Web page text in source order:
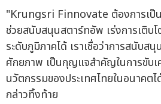
"Krungsri Finnovate ต้องการเป็
ช่วยสนับสนุนสตาร์ทอัพ เร่งการเติบ
ระดับภูมิภาคได้ เราเชื่อว่าการสนับส
ศักยภาพ เป็นกุญแจสำคัญในการขับเ
นวัตกรรมของประเทศไทยในอนาค
กล่าวทิ้งท้าย